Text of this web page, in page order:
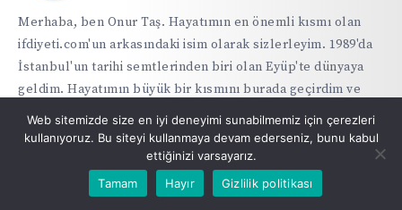
Merhaba, ben Onur Taş. Hayatımın en önemli kısmı olan
ifdiyeti.com'un arkasındaki isim olarak sizlerleyim. 1989'da
İstanbul'un tarihi semtlerinden biri olan Eyüp'te dünyaya
geldim. Hayatımın büyük bir kısmını burada geçirdim ve
Eyüp, karakterimin ve bakış açımın temelini
oluşturdu.Sağlıkla ilgili bir kariyer yapma arzusu, beni
İstanbul Üniversitesi Eczacılık Fakültesi'ne yönlendirdi.
Eczacılık eğitimim boyunca, insanların yaşamlarını
iyileştirmek ve sağlık konusunda bilinçlendirme yapmak
Web sitemizde size en iyi deneyimi sunabilmemiz için çerezleri
kullanıyoruz. Bu siteyi kullanmaya devam ederseniz, bunu kabul
ettiğinizi varsayarız.
Tamam
Hayır Gizlilik politikası